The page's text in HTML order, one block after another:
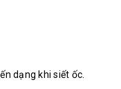
dạng khi siết ốc.